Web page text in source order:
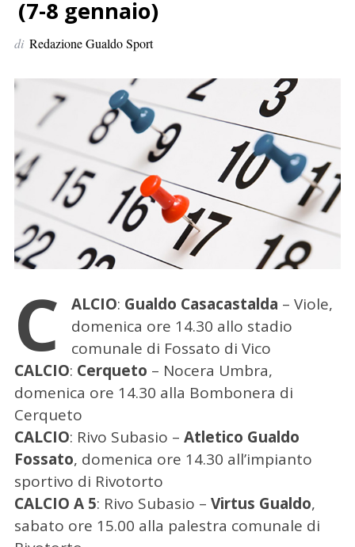
e
r
(7-8 gennaio)
di Redazione Gualdo Sport
C ALCIO: Gualdo Casacastalda – Viole,
domenica ore 14.30 allo stadio
comunale di Fossato di Vico
CALCIO: Cerqueto – Nocera Umbra,
domenica ore 14.30 alla Bombonera di
Cerqueto
CALCIO: Rivo Subasio – Atletico Gualdo
Fossato, domenica ore 14.30 all’impianto
sportivo di Rivotorto
CALCIO A 5: Rivo Subasio – Virtus Gualdo,
sabato ore 15.00 alla palestra comunale di